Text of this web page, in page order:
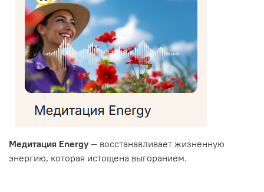
Медитация Energy — восстанавливает жизненную
энергию, которая истощена выгоранием.